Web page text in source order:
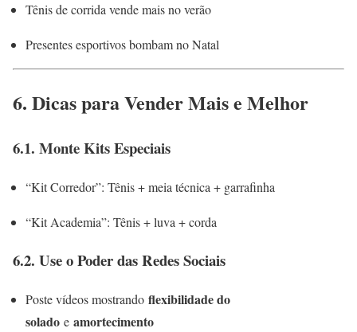
Tênis de corrida vende mais no verão
Presentes esportivos bombam no Natal
6. Dicas para Vender Mais e Melhor
6.1. Monte Kits Especiais
“Kit Corredor”: Tênis + meia técnica + garrafinha
“Kit Academia”: Tênis + luva + corda
6.2. Use o Poder das Redes Sociais
Poste vídeos mostrando flexibilidade do
solado e amortecimento